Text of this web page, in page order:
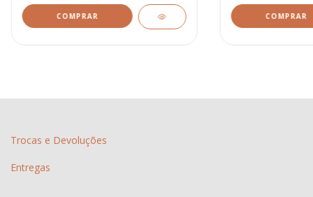
COMPRAR COMPRAR
Trocas e Devoluções
Entregas